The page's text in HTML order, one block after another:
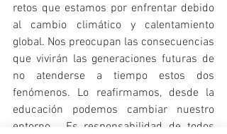
retos que estamos por enfrentar debido
al cambio climático y calentamiento
global. Nos preocupan las consecuencias
que vivirán las generaciones futuras de
no atenderse a tiempo estos dos
fenómenos. Lo reafirmamos, desde la
educación podemos cambiar nuestro
entorno.  Es responsabilidad de todos